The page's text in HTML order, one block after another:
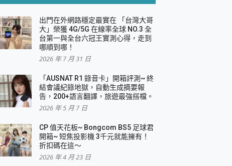
篇全看懂
｜結合「 智慧投影 & 煥彩流動 」的沈浸
輕量無線電競滑鼠 開箱 評測
、爽度滿滿的終極桌面體驗
大放送
電源 開箱 評測
戰任務抽 PS5！
出門在外網路穩定最實在 「台灣大哥
大」榮獲 4G/5G 在線率全球 NO.3 全
台第一與全台六冠王實測心得，走到
哪順到哪！
2026 年 7 月 31 日
「AUSNAT R1 錄音卡」開箱評測~ 終
結會議紀錄地獄，自動生成摘要報
告，200+語言翻譯，旅遊最強搭檔。
2026 年 5 月 7 日
CP 值天花板~ Bongcom BS5 足球君
開箱~ 短焦投影機 3千元就能擁有！
折扣碼在這～
2026 年 4 月 23 日